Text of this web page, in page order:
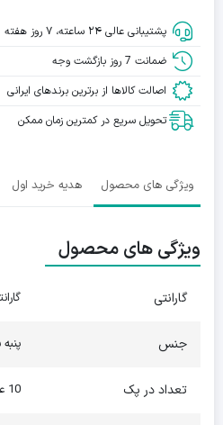
پشتیبانی عالی ۲۴ ساعته، ۷ روز هفته
ضمانت 7 روز بازگشت وجه
اصالت کالاها از برترین برندهای ایرانی
تحویل سریع در کمترین زمان ممکن
ویژگی های محصول هدیه خرید اول
ویژگی های محصول
گارانتی گارانتی 7 روزه
جنس
تعداد در پک 10 عددی